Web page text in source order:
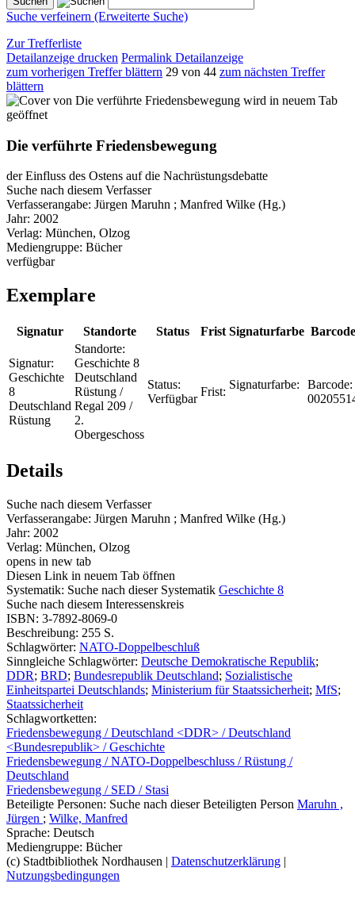
Suche verfeinern (Erweiterte Suche)
Zur Trefferliste
Detailanzeige drucken Permalink Detailanzeige
zum vorherigen Treffer blättern 29 von 44 zum nächsten Treffer
blättern
wird in neuem Tab
geöffnet
Die verführte Friedensbewegung
der Einfluss des Ostens auf die Nachrüstungsdebatte
Suche nach diesem Verfasser
Verfasserangabe: Jürgen Maruhn ; Manfred Wilke (Hg.)
Jahr: 2002
Verlag: München, Olzog
Mediengruppe: Bücher
verfügbar
Exemplare
Signatur Standorte Status Frist Signaturfarbe Barcode
Signatur:
Geschichte
8
Deutschland
Rüstung
Standorte:
Geschichte 8
Deutschland
Rüstung /
Regal 209 /
2.
Obergeschoss
Status:
Verfügbar
Frist:
Signaturfarbe:
Barcode:
Details
Suche nach diesem Verfasser
Verfasserangabe: Jürgen Maruhn ; Manfred Wilke (Hg.)
Jahr: 2002
Verlag: München, Olzog
opens in new tab
Diesen Link in neuem Tab öffnen
Systematik: Suche nach dieser Systematik Geschichte 8
Suche nach diesem Interessenskreis
ISBN: 3-7892-8069-0
Beschreibung: 255 S.
Schlagwörter: NATO-Doppelbeschluß
Sinngleiche Schlagwörter: Deutsche Demokratische Republik;
DDR; BRD; Bundesrepublik Deutschland; Sozialistische
Einheitspartei Deutschlands; Ministerium für Staatssicherheit; MfS;
Staatssicherheit
Schlagwortketten:
Friedensbewegung / Deutschland <DDR> / Deutschland
<Bundesrepublik> / Geschichte
Friedensbewegung / NATO-Doppelbeschluss / Rüstung /
Deutschland
Friedensbewegung / SED / Stasi
Beteiligte Personen: Suche nach dieser Beteiligten Person Maruhn ,
Jürgen ; Wilke, Manfred
Sprache: Deutsch
Mediengruppe: Bücher
(c) Stadtbibliothek Nordhausen | Datenschutzerklärung |
Nutzungsbedingungen